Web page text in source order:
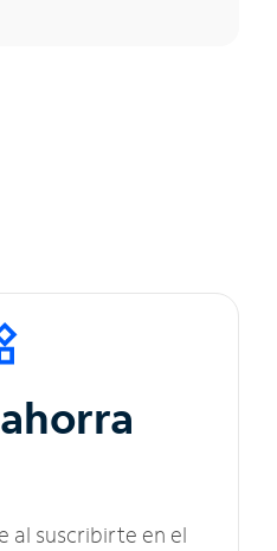
al suscribirte en el